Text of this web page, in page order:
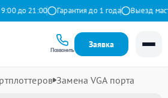
до 21:00 Гарантия до 1 года Выезд
Позвонить
Заявка
Замена VGA порта